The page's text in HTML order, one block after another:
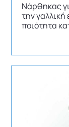
Νάρθηκας
την
ποιότητα